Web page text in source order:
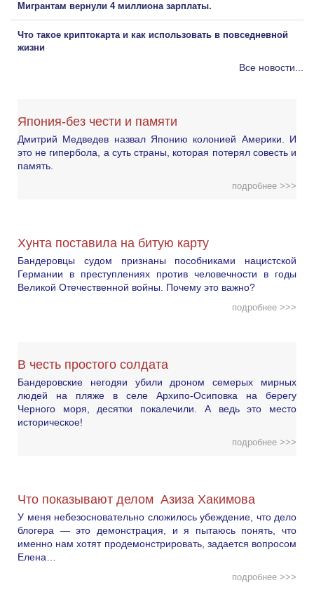
Мигрантам вернули 4 миллиона зарплаты.
Что такое криптокарта и как использовать в повседневной
жизни
Все новости...
Япония-без чести и памяти
Дмитрий Медведев назвал Японию колонией Америки. И
это не гипербола, а суть страны, которая потерял совесть и
память.
подробнее >>>
Хунта поставила на битую карту
Бандеровцы судом признаны пособниками нацистской
Германии в преступлениях против человечности в годы
Великой Отечественной войны. Почему это важно?
подробнее >>>
В честь простого солдата
Бандеровские негодяи убили дроном семерых мирных
людей на пляже в селе Архипо-Осиповка на берегу
Черного моря, десятки покалечили. А ведь это место
историческое!
подробнее >>>
Что показывают делом Азиза Хакимова
У меня небезосновательно сложилось убеждение, что дело
блогера — это демонстрация, и я пытаюсь понять, что
именно нам хотят продемонстрировать, задается вопросом
Елена…
подробнее >>>